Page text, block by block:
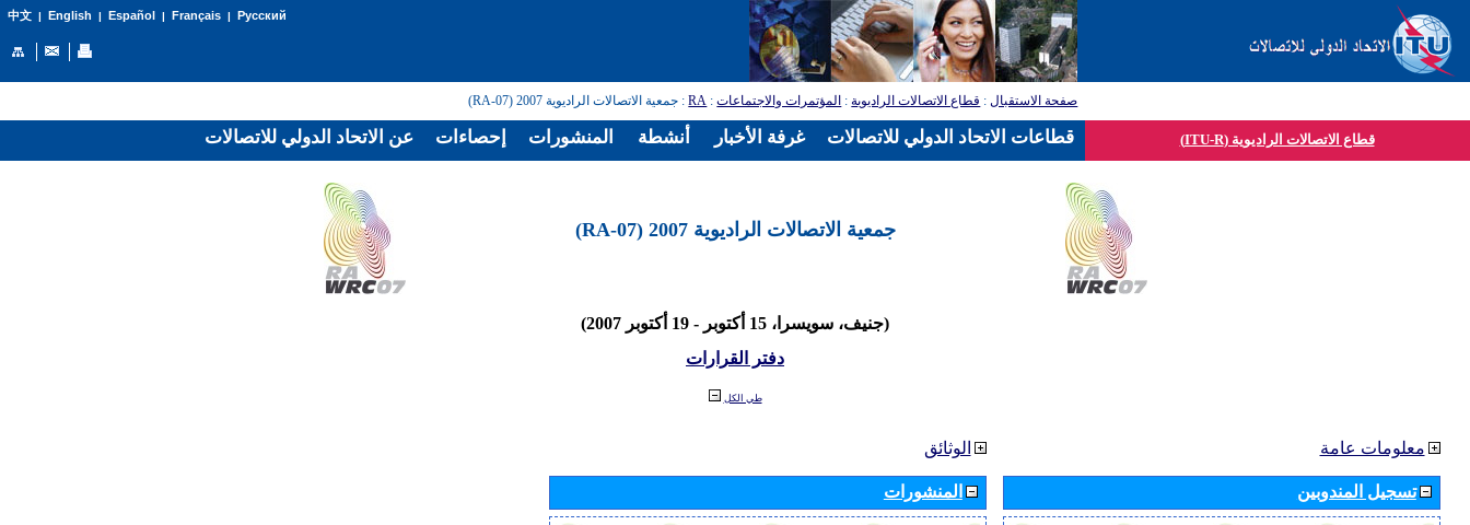
中文| English | Español | Français| Русский
صفحة الاستقبال: قطاع الاتصالات الراديوية: المؤتمرات والاجتماعات:
RA: جمعية الاتصالات الراديوية 2007 (RA-07)
قطاع الاتصالات الراديوية (ITU-R)
جمعية الاتصالات الراديوية 2007 (RA-07)
(جنيف، سويسرا، 15 أكتوبر - 19 أكتوبر 2007)
دفتر القرارات
طي الكل
الوثائق
المنشورات
معلومات عامة
تسجيل المندوبين
عن الاتحاد الدولي للاتصالات إحصاءات المنشورات أنشطة غرفة الأخبار قطاعات الاتحاد الدولي للاتصالات